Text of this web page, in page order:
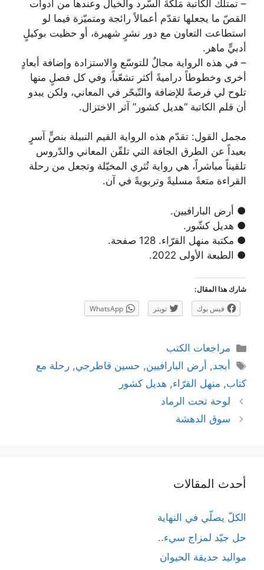
– تمتلك الكاتبة مَلَكَةَ السّرد والخيال وعندها من أدوات
القصّ ما يجعلها تقدّم أعمالاً رائجة ومتميّزة فيما لو
استطاعت التعاون مع دور نشرٍ شهيرة، أو حظيت بوكيلٍ
أدبيٍّ ماهر.
– في هذه الرواية مجالٌ للتوسّع والاستزادة وإضافة أبعادٍ
أخرى وخطوطاً دراميةً أكثر تشعّباً، وفي كل فصلٍ منها
تلوح لي فرصةً للإضافة والتّبحّر في المعاني، ولكن يبدو
أن قلم الكاتبة “هديل كشور” آثر الاختزال.
مجمل القول: تقدّم هذه الرواية القيم النبيلة بنصٍّ آسرٍ
بعيداً عن الطرق الجافة التي تلقّن المعاني والدّروس
تلقيناً مباشراً، هي رواية تُثري المخيّلة وتجعل من رحلة
القراءة متعةً مسليةً وتربويةً في آن.
● أرض البارافيين.
● هديل كشّور.
● مكتبة منهل القرّاء. 128 صفحة.
● الطبعة الأولى 2022.
شارك هذا المقال:
فيس بوك تويتر WhatsApp
التصنيفات
مراجعات الكتب
الوسوم
أبجد, أرض البارافيين, حسين قاطرجي,رحلة مع
كتاب, منهل القرّاء, هديل كشور
تصفّح
المقالات
لوحة تحت الرماد
سوق الدهشة
أحدث المقالات
الكلّ يصلّي في النهاية
حل جيّد لمزاج سيء..
مواليد حديقة الحيوان